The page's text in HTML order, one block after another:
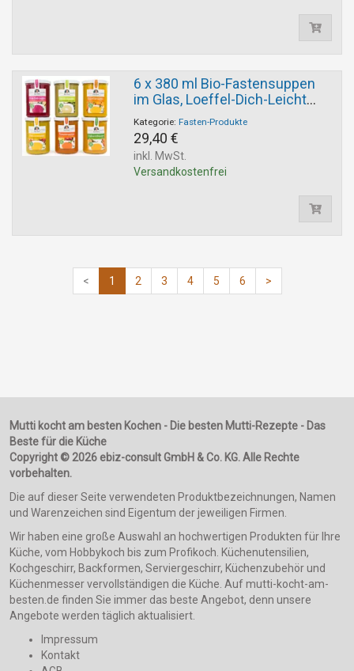
6 x 380 ml Bio-Fastensuppen
im Glas, Loeffel-Dich-Leicht
Auswahl
Kategorie: Fasten-Produkte
29,40 €
inkl. MwSt.
Versandkostenfrei
< 1 2 3 4 5 6 >
Mutti kocht am besten Kochen - Die besten Mutti-Rezepte - Das
Beste für die Küche
Copyright © 2026 ebiz-consult GmbH & Co. KG. Alle Rechte
vorbehalten.
Die auf dieser Seite verwendeten Produktbezeichnungen, Namen
und Warenzeichen sind Eigentum der jeweiligen Firmen.
Wir haben eine große Auswahl an hochwertigen Produkten für Ihre
Küche, vom Hobbykoch bis zum Profikoch. Küchenutensilien,
Kochgeschirr, Backformen, Serviergeschirr, Küchenzubehör und
Küchenmesser vervollständigen die Küche. Auf mutti-kocht-am-
besten.de finden Sie immer das beste Angebot, denn unsere
Angebote werden täglich aktualisiert.
Impressum
Kontakt